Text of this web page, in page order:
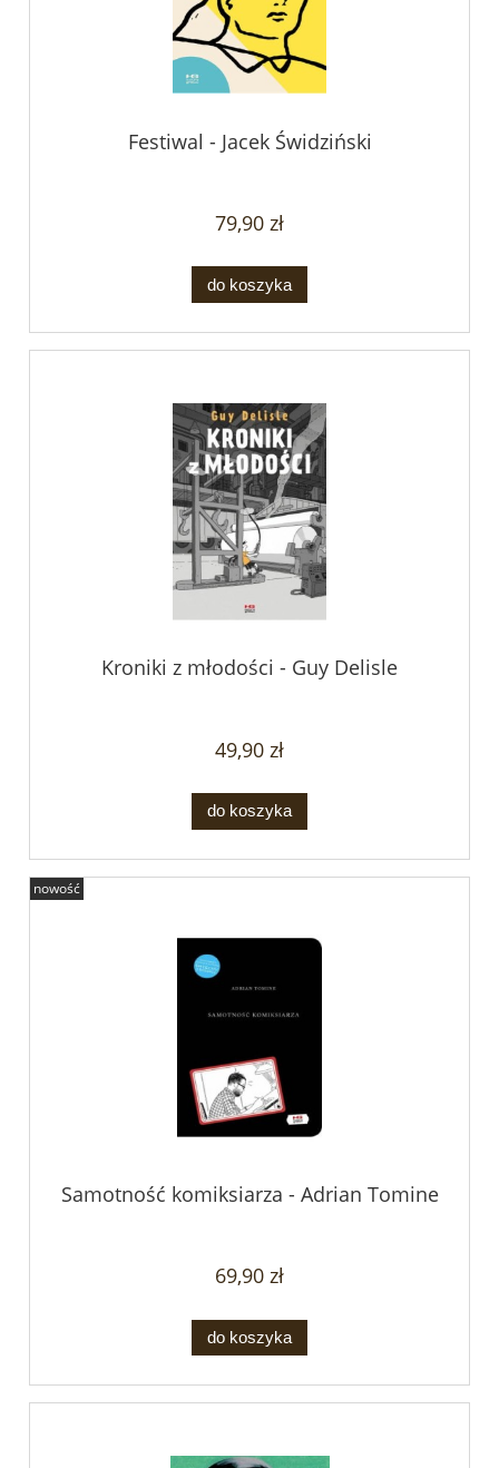
Festiwal - Jacek Świdziński
79,90 zł
do koszyka
Kroniki z młodości - Guy Delisle
49,90 zł
do koszyka
Samotność komiksiarza - Adrian Tomine
69,90 zł
do koszyka
nowość